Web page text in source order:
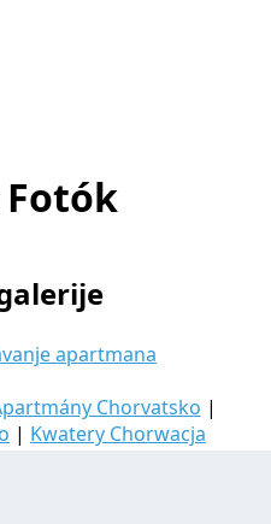
apartmana
Chorvatsko |
| Kwatery Chorwacja